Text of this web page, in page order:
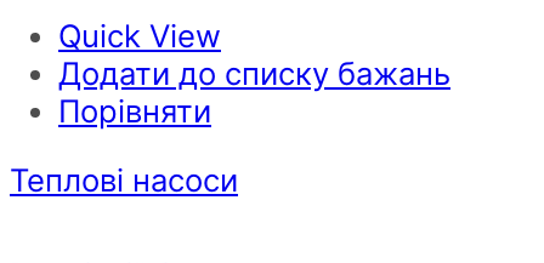
Quick View
Додати до списку бажань
Порівняти
Теплові насоси